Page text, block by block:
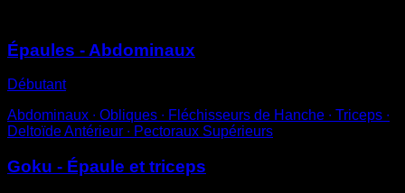
Épaules - Abdominaux
Débutant
Abdominaux ∙ Obliques ∙ Fléchisseurs de Hanche ∙ Triceps ∙
Deltoïde Antérieur ∙ Pectoraux Supérieurs
Goku - Épaule et triceps